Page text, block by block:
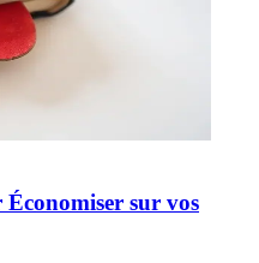
Économiser sur vos